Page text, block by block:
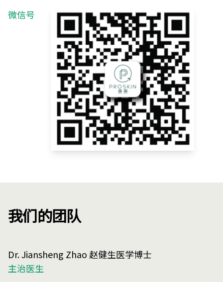
微信号
我们的团队
Dr. Jiansheng Zhao 赵健生医学博士
主治医生